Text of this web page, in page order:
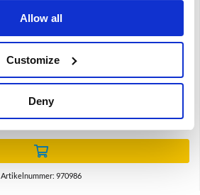
Allow all
Customize
Deny
onderzijde Volvo 240 260
Artikelnummer: 970986